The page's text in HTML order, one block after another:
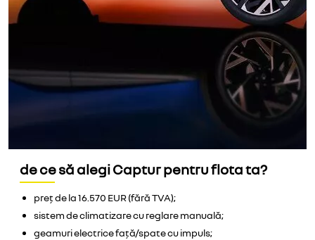
de ce să alegi Captur pentru flota ta?
preț de la 16.570 EUR (fără TVA);
sistem de climatizare cu reglare manuală;
geamuri electrice față/spate cu impuls;